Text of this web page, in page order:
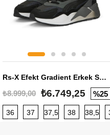
Rs-X Efekt Gradient Erkek Sneaker
₺8.999,00 ₺6.749,25 %25
36 37 37,5 38 38,5